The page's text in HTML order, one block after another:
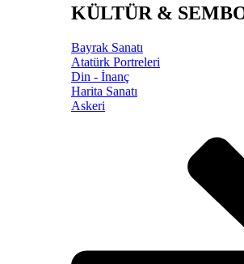
KÜLTÜR &
Bayrak Sanatı
Atatürk Portreleri
Din - İnanç
Harita Sanatı
Askeri